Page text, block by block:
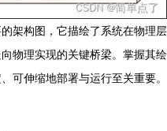
架构图，它描绘了系统在物理层
物理实现的关键桥梁。掌握其绘
可伸缩地部署与运行至关重要。